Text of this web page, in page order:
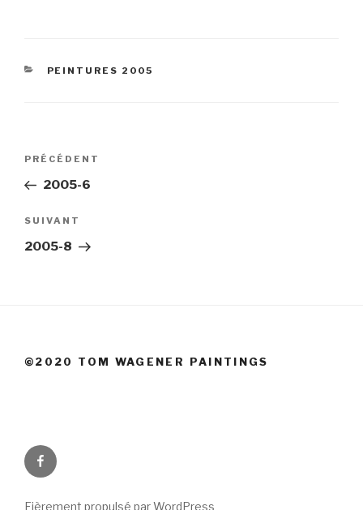
CATÉGORIES
PEINTURES 2005
Navigation
l’article
Article
précédent
PRÉCÉDENT
2005-6
Article
suivant
SUIVANT
2005-8
©2020 TOM WAGENER PAINTINGS
Facebook
Fièrement propulsé par WordPress